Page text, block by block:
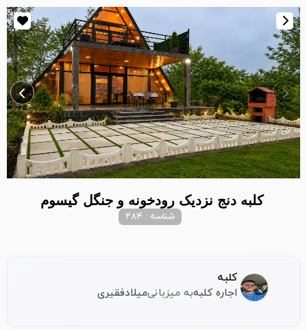
کلبه دنج نزدیک رودخونه و جنگل گیسوم
شناسه : ۲۸۴
کلبه
اجاره کلبهبه میزبانیمیلادفقیری